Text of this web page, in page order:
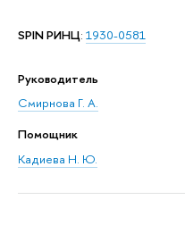
SPIN РИНЦ: 1930-0581
Руководитель
Смирнова Г. А.
Помощник
Кадиева Н. Ю.